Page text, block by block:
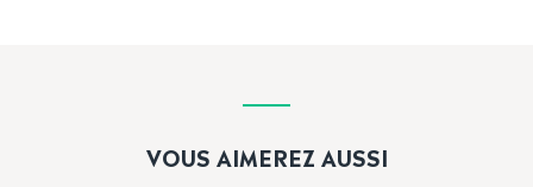
VOUS AIMEREZ AUSSI